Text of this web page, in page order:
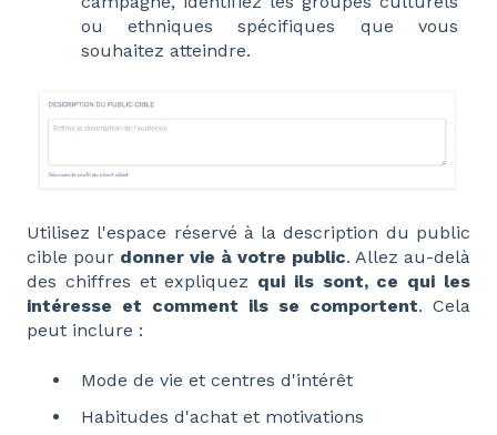
ou ethniques spécifiques que vous
souhaitez atteindre.
Utilisez l'espace réservé à la description du public
cible pour donner vie à votre public. Allez au-delà
des chiffres et expliquez qui ils sont, ce qui les
intéresse et comment ils se comportent. Cela
peut inclure :
Mode de vie et centres d'intérêt
Habitudes d'achat et motivations